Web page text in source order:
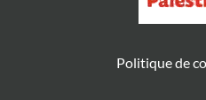
Politique de